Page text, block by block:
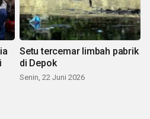
Setu tercemar limbah pabrik
di Depok
Senin, 22 Juni 2026